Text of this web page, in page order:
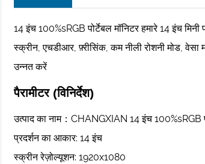
14 इंच 100%sRGB पोर्टेबल मॉनिटर हमारे 14 इंच
स्क्रीन, एचडीआर, फ़्रीसिंक, कम नीली रोशनी मोड,
उन्नत करें
पैरामीटर (विनिर्देश)
उत्पाद का नाम：CHANGXIAN 14 इंच 100%sRGB
प्रदर्शन का आकार: 14 इंच
स्क्रीन रेज़ोल्यूशन: 1920x1080